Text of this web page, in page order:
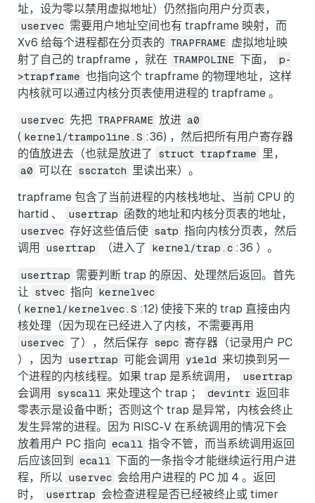
址，设为零以禁用虚拟地址）仍然指向用户分页表，
uservec 需要用户地址空间也有 trapframe 映射，而
Xv6 给每个进程都在分页表的
TRAPFRAME
虚拟地址映
射了自己的 trapframe ，就在
TRAMPOLINE 下面，
p-
>trapframe 也指向这个 trapframe 的物理地址，这样
内核就可以通过内核分页表使用进程的 trapframe 。
uservec 先把 TRAPFRAME 放进 a0
( kernel/trampoline.S :36) ，然后把所有用户寄存器
的值放进去（也就是放进了
struct trapframe 里，
a0 可以在 sscratch 里读出来）。
trapframe 包含了当前进程的内核栈地址、当前 CPU 的
hartid 、
usertrap 函数的地址和内核分页表的地址，
uservec 存好这些值后使 satp 指向内核分页表，然后
调用
usertrap （进入了 kernel/trap.c :36 ）。
usertrap
需要判断 trap 的原因、处理然后返回。首先
让
stvec 指向 kernelvec
( kernel/kernelvec.S :12) 使接下来的 trap 直接由内
核处理（因为现在已经进入了内核，不需要再用
uservec 了），然后保存 sepc 寄存器（记录用户 PC
），因为
usertrap 可能会调用 yield
来切换到另一
个进程的内核线程。如果 trap 是系统调用，
usertrap
会调用 syscall 来处理这个 trap ； devintr 返回非
零表示是设备中断；否则这个 trap 是异常，内核会终止
发生异常的进程。因为 RISC-V 在系统调用的情况下会
放着用户 PC 指向 ecall 指令不管，而当系统调用返回
后应该回到
ecall 下面的一条指令才能继续运行用户进
程，所以
uservec 会给用户进程的 PC 加 4 。返回
时，
usertrap
会检查进程是否已经被终止或 timer